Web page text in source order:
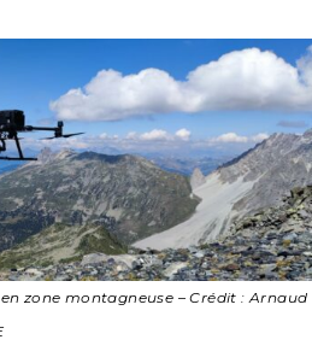
zone montagneuse – Crédit : Arnaud